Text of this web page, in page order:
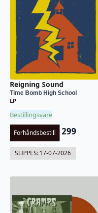
Reigning Sound
Time Bomb High School
LP
Bestillingsvare
Forhåndsbestill 299
SLIPPES:17-07-2026